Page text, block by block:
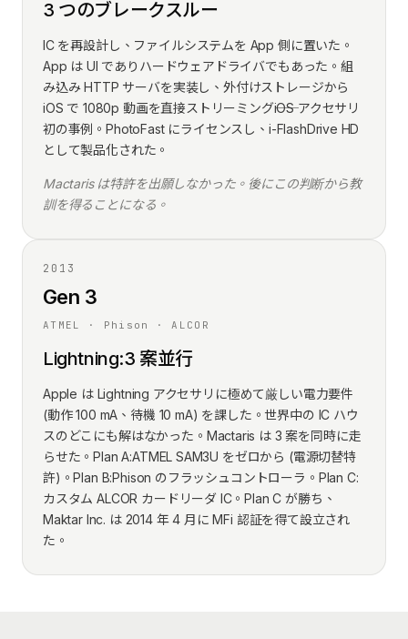
3 つのブレークスルー
IC を再設計し、ファイルシステムを App 側に置いた。
App は UI でありハードウェアドライバでもあった。組
み込み HTTP サーバを実装し、外付けストレージから
iOS で 1080p 動画を直接ストリーミング――iOS アクセサリ
初の事例。PhotoFast にライセンスし、i-FlashDrive HD
として製品化された。
Mactaris は特許を出願しなかった。後にこの判断から教
訓を得ることになる。
2013
Gen 3
ATMEL · Phison · ALCOR
Lightning:3 案並行
Apple は Lightning アクセサリに極めて厳しい電力要件
(動作 100 mA、待機 10 mA) を課した。世界中の IC ハウ
スのどこにも解はなかった。Mactaris は 3 案を同時に走
らせた。Plan A:ATMEL SAM3U をゼロから (電源切替特
許)。Plan B:Phison のフラッシュコントローラ。Plan C:
カスタム ALCOR カードリーダ IC。Plan C が勝ち、
Maktar Inc. は 2014 年 4 月に MFi 認証を得て設立され
た。